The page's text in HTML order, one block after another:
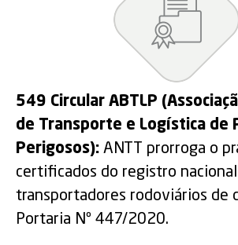
549 Circular ABTLP
de Transporte e Logística de
Perigosos): ANTT prorroga o
certificados do registro
transportadores rodoviários de
Portaria Nº 447/2020.